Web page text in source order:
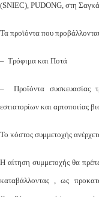
(SNIEC), PUDONG, στη
Τα προϊόντα που
– Τρόφιμα και Ποτά
– Προϊόντα συσκευασίας
εστιατορίων και αρτοποιίας
Το κόστος συμμετοχής
Η αίτηση συμμετοχής θα
καταβάλλοντας , ως